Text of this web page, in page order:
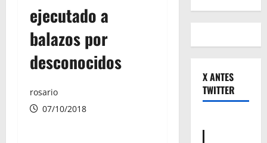
ejecutado a
balazos por
desconocidos
rosario
07/10/2018
X ANTES
TWITTER